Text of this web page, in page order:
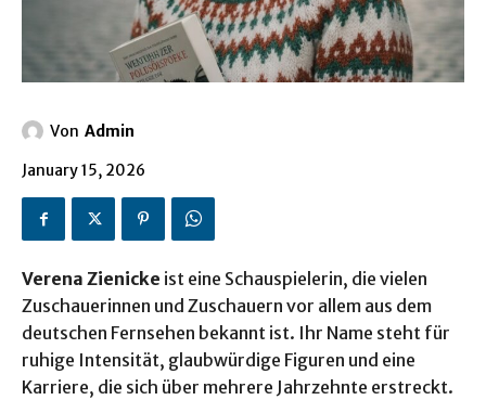
Von Admin
January 15, 2026
Verena Zienicke ist eine Schauspielerin, die vielen
Zuschauerinnen und Zuschauern vor allem aus dem
deutschen Fernsehen bekannt ist. Ihr Name steht für
ruhige Intensität, glaubwürdige Figuren und eine
Karriere, die sich über mehrere Jahrzehnte erstreckt.